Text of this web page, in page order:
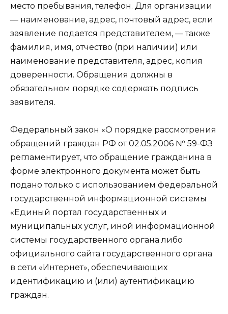
место пребывания, телефон. Для организации
— наименование, адрес, почтовый адрес, если
заявление подается представителем, — также
фамилия, имя, отчество (при наличии) или
наименование представителя, адрес, копия
доверенности. Обращения должны в
обязательном порядке содержать подпись
заявителя.
Федеральный закон «О порядке рассмотрения
обращений граждан РФ от 02.05.2006 № 59-ФЗ
регламентирует, что обращение гражданина в
форме электронного документа может быть
подано только с использованием федеральной
государственной информационной системы
«Единый портал государственных и
муниципальных услуг, иной информационной
системы государственного органа либо
официального сайта государственного органа
в сети «Интернет», обеспечивающих
идентификацию и (или) аутентификацию
граждан.